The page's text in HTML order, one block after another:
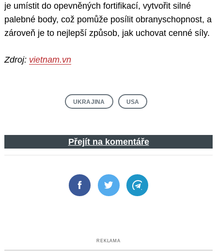
je umístit do opevněných fortifikací, vytvořit silné
palebné body, což pomůže posílit obranyschopnost, a
zároveň je to nejlepší způsob, jak uchovat cenné síly.
Zdroj: vietnam.vn
UKRAJINA USA
Přejít na komentáře
FacebookTwitter Telegram
REKLAMA